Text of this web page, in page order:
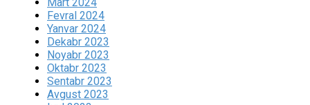
Fevral 2024
Yanvar 2024
Dekabr 2023
Noyabr 2023
Oktabr 2023
Sentabr 2023
Avgust 2023